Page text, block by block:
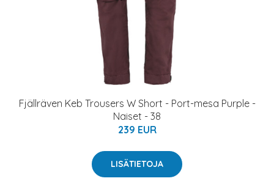
Fjällräven Keb Trousers W Short - Port-mesa Purple -
Naiset - 38
239 EUR
LISÄTIETOJA